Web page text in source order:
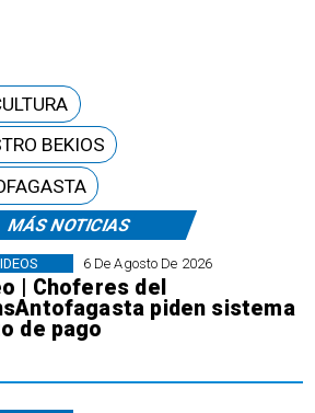
MÁS NOTICIAS
6 De Agosto De 2026
| Choferes del
piden sistema
de pago
BEKIOS